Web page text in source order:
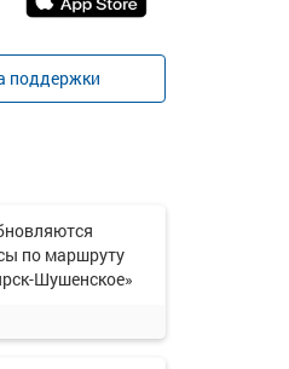
поддержки
по маршруту
Шушенское»